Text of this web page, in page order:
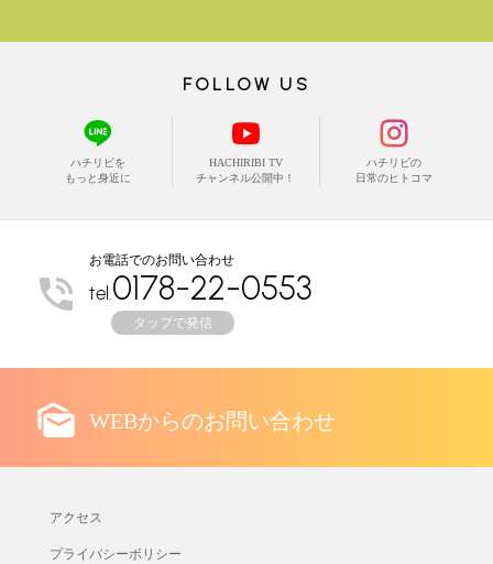
FOLLOW US
ハチリビを
もっと身近に
HACHIRIBI TV
チャンネル公開中！
ハチリビの
日常のヒトコマ
お電話でのお問い合わせ
tel. 0178-22-0553
タップで発信
WEBからのお問い合わせ
アクセス
プライバシーポリシー